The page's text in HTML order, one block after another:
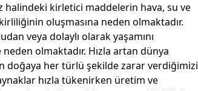
halindeki kirletici maddelerin hava, su ve
oluşmasına neden olmaktadır.
veya dolaylı olarak yaşamını
olmaktadır. Hızla artan dünya
doğaya her türlü şekilde zarar verdiğimizi
hızla tükenirken üretim ve